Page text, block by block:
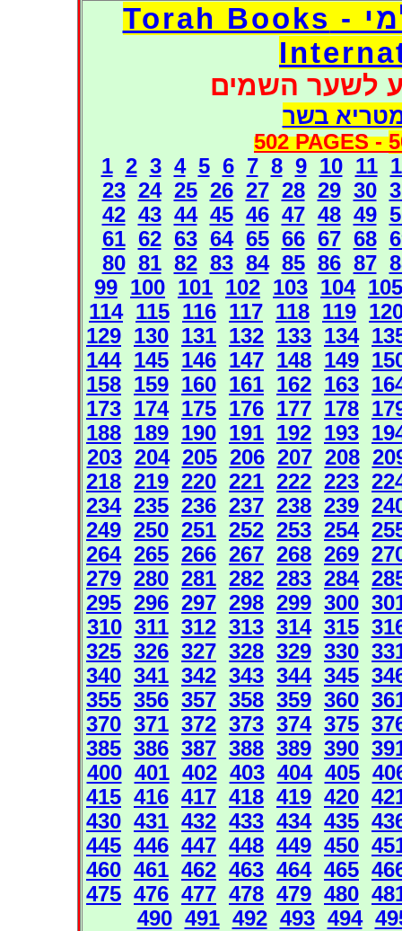
דפי אוצר הספרים העולמי - Torah Books
לשער השמים
בשר
502 PAGES -
1 2 3 4 5 6 7 8 9 10 11
23 24 25 26 27 28 29 30
42 43 44 45 46 47 48 49
61 62 63 64 65 66 67 68
80 81 82 83 84 85 86 87
99 100 101 102 103 104 105
114 115 116 117 118 119
129 130 131 132 133 134
144 145 146 147 148 149
158 159 160 161 162 163
173 174 175 176 177 178
188 189 190 191 192 193
203 204 205 206 207 208
218 219 220 221 222 223
234 235 236 237 238 239
249 250 251 252 253 254
264 265 266 267 268 269
279 280 281 282 283 284
295 296 297 298 299 300
310 311 312 313 314 315
325 326 327 328 329 330
340 341 342 343 344 345
355 356 357 358 359 360
370 371 372 373 374 375
385 386 387 388 389 390
400 401 402 403 404 405
415 416 417 418 419 420
430 431 432 433 434 435
445 446 447 448 449 450
460 461 462 463 464 465
475 476 477 478 479 480
490 491 492 493 494